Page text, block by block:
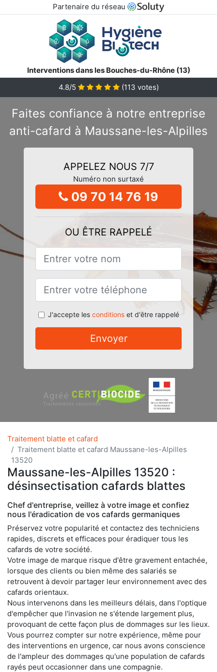
Partenaire du réseau
Interventions dans les Bouches-du-Rhône (13)
4.8/5
(113 votes)
Faites confiance à notre entreprise
anti-cafard à Maussane-les-Alpilles
APPELEZ NOUS 7/7
Numéro non surtaxé
09 70 14 76 19
OU ÊTRE RAPPELÉ
J'accepte les conditionset d'être rappelé
Envoyer
Traitement blatte et cafard
Traitement blatte et cafard Maussane-les-Alpilles
13520
Maussane-les-Alpilles 13520 :
désinsectisation cafards blattes
Chef d'entreprise, veillez à votre image et confiez
nous l'éradication de vos cafards germaniques
Préservez votre popularité et contactez des techniciens
rapides, discrets et efficaces pour éradiquer tous les
cafards de votre société.
Votre image de marque risque d'être gravement entachée,
lorsque des clients ou bien même des salariés se
retrouvent à devoir partager leur environnement avec des
cafards orientaux.
Nous intervenons dans les meilleurs délais, dans l'optique
d'empêcher que l'invasion ne s'étende largement plus,
provoquant de cette façon plus de dommages sur les lieux.
Vous pourrez compter sur notre expérience, même pour
des interventions en urgence, car nous avons conscience
de l'ampleur des dommages qu'une population de cafards
rayés peut occasionner dans une compagnie.